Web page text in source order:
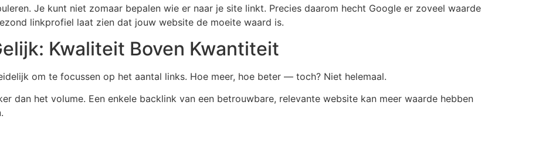
Je kunt niet zomaar bepalen wie er naar je site linkt. Precies daarom hecht Google er zoveel waarde
linkprofiel laat zien dat jouw website de moeite waard is.
Kwaliteit Boven Kwantiteit
om te focussen op het aantal links. Hoe meer, hoe beter — toch? Niet helemaal.
dan het volume. Een enkele backlink van een betrouwbare, relevante website kan meer waarde hebben